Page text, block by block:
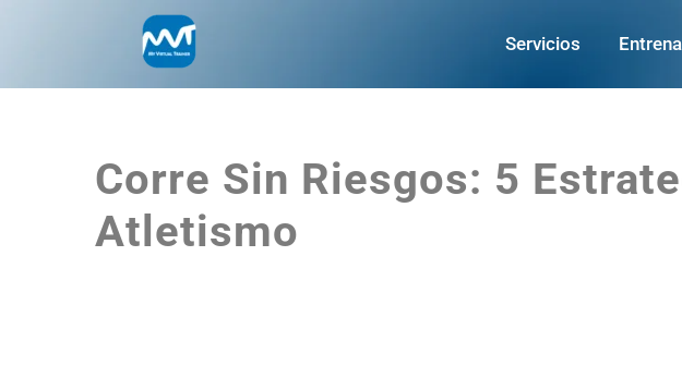
Servicios
Corre Sin Riesgos: 5
Atletismo